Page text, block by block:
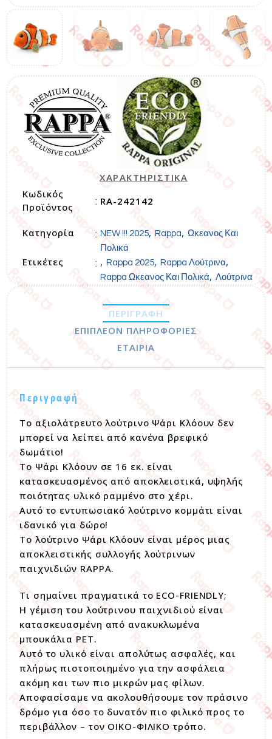
ΧΑΡΑΚΤΗΡΙΣΤΙΚΑ
Κωδικός
Προϊόντος
: RA-242142
Κατηγορία : NEW !!! 2025, Rappa, Ωκεανος Και
Πολικά
Ετικέτες : , Rappa 2025, Rappa Λούτρινα,
Rappa Ωκεανος Και Πολικά, Λούτρινα
ΠΕΡΙΓΡΑΦΉ
ΕΠΙΠΛΈΟΝ ΠΛΗΡΟΦΟΡΊΕΣ
ΕΤΑΙΡΊΑ
Περιγραφή
Το αξιολάτρευτο λούτρινο Ψάρι Κλόουν δεν
μπορεί να λείπει από κανένα βρεφικό
δωμάτιο!
Το Ψάρι Κλόουν σε 16 εκ. είναι
κατασκευασμένος από αποκλειστικά, υψηλής
ποιότητας υλικό ραμμένο στο χέρι.
Αυτό το εντυπωσιακό λούτρινο κομμάτι είναι
ιδανικό για δώρο!
Το λούτρινο Ψάρι Κλόουν είναι μέρος μιας
αποκλειστικής συλλογής λούτρινων
παιχνιδιών RAPPA.
Τι σημαίνει πραγματικά το ECO-FRIENDLY;
Η γέμιση του λούτρινου παιχνιδιού είναι
κατασκευασμένη από ανακυκλωμένα
μπουκάλια PET.
Αυτό το υλικό είναι απολύτως ασφαλές, και
πλήρως πιστοποιημένο για την ασφάλεια
ακόμη και των πιο μικρών μας φίλων.
Αποφασίσαμε να ακολουθήσουμε τον πράσινο
δρόμο για όσο το δυνατόν πιο φιλικό προς το
περιβάλλον – τον ΟΙΚΟ-ΦΙΛΙΚΟ τρόπο.